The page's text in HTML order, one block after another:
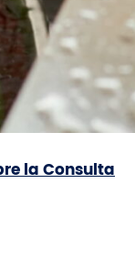
la Consulta